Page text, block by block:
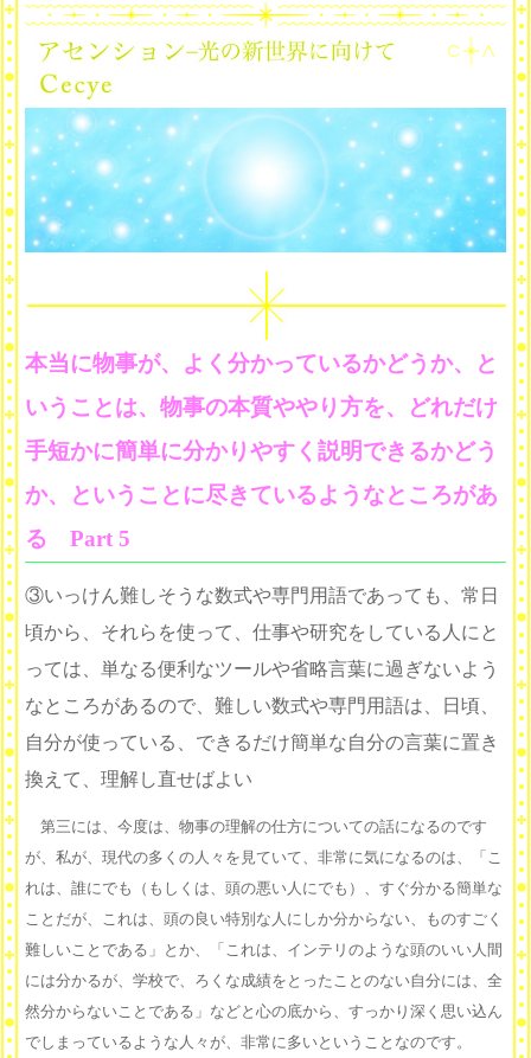
本当に物事が、よく分かっているかどうか、と
いうことは、物事の本質ややり方を、どれだけ
手短かに簡単に分かりやすく説明できるかどう
か、ということに尽きているようなところがあ
る Part 5
③いっけん難しそうな数式や専門用語であっても、常日
頃から、それらを使って、仕事や研究をしている人にと
っては、単なる便利なツールや省略言葉に過ぎないよう
なところがあるので、難しい数式や専門用語は、日頃、
自分が使っている、できるだけ簡単な自分の言葉に置き
換えて、理解し直せばよい
第三には、今度は、物事の理解の仕方についての話になるのです
が、私が、現代の多くの人々を見ていて、非常に気になるのは、「こ
れは、誰にでも（もしくは、頭の悪い人にでも）、すぐ分かる簡単な
ことだが、これは、頭の良い特別な人にしか分からない、ものすごく
難しいことである」とか、「これは、インテリのような頭のいい人間
には分かるが、学校で、ろくな成績をとったことのない自分には、全
然分からないことである」などと心の底から、すっかり深く思い込ん
でしまっているような人々が、非常に多いということなのです。